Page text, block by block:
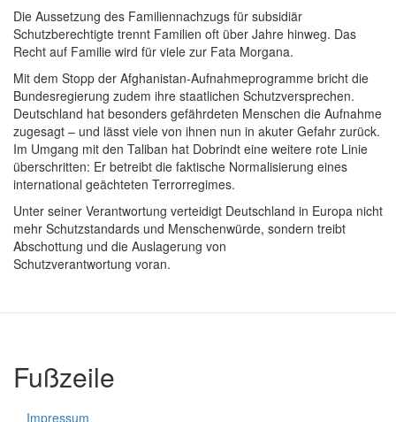
Die Aussetzung des Familiennachzugs für subsidiär
Schutzberechtigte trennt Familien oft über Jahre hinweg. Das
Recht auf Familie wird für viele zur Fata Morgana.
Mit dem Stopp der Afghanistan-Aufnahmeprogramme bricht die
Bundesregierung zudem ihre staatlichen Schutzversprechen.
Deutschland hat besonders gefährdeten Menschen die Aufnahme
zugesagt – und lässt viele von ihnen nun in akuter Gefahr zurück.
Im Umgang mit den Taliban hat Dobrindt eine weitere rote Linie
überschritten: Er betreibt die faktische Normalisierung eines
international geächteten Terrorregimes.
Unter seiner Verantwortung verteidigt Deutschland in Europa nicht
mehr Schutzstandards und Menschenwürde, sondern treibt
Abschottung und die Auslagerung von
Schutzverantwortung voran.
Fußzeile
Impressum